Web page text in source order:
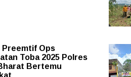
Preemtif Ops
Toba 2025 Polres
Bertemu